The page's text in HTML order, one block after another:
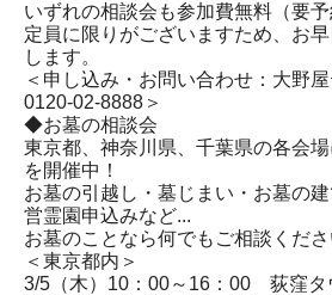
いずれの相談会も参加費無料（要予
定員に限りがございますため、お
します。
＜申し込み・お問い合わせ：大野
0120-02-8888＞
◆お墓の相談会
東京都、神奈川県、千葉県の各会
を開催中！
お墓の引越し・墓じまい・お墓の
営霊園申込みなど...
お墓のことなら何でもご相談くださ
＜東京都内＞
3/5（木）10：00～16：00 荻窪タ